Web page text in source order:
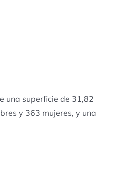
una superficie de 31,82
y 363 mujeres, y una